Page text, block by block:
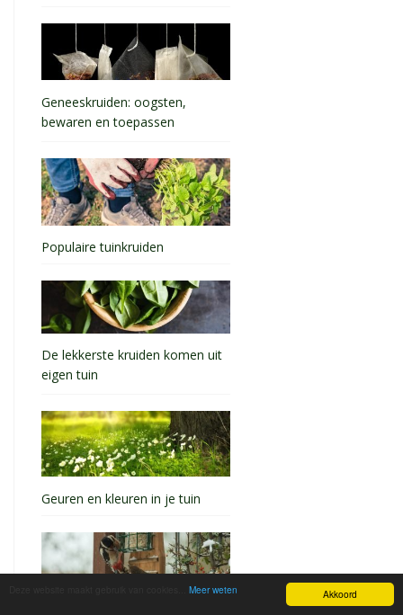
Akkoord
Meer weten
Geneeskruiden: oogsten,
bewaren en toepassen
Populaire tuinkruiden
De lekkerste kruiden komen uit
eigen tuin
Geuren en kleuren in je tuin